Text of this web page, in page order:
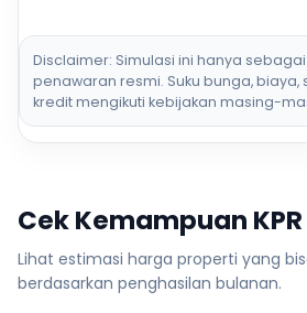
Disclaimer: Simulasi ini hanya
penawaran resmi. Suku bunga,
kredit mengikuti kebijakan masing-
Cek Kemampuan KPR
Lihat estimasi harga properti yang
berdasarkan penghasilan bulanan.